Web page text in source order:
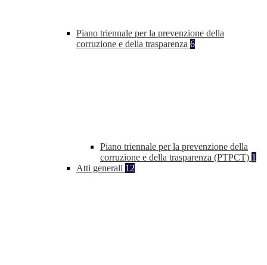
Piano triennale per la prevenzione della
corruzione e della trasparenza 6
Piano triennale per la prevenzione della
corruzione e della trasparenza (PTPCT) 1
Atti generali 12